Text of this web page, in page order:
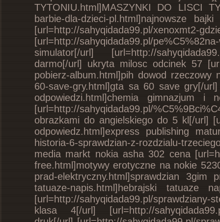
TYTONIU.html]MASZYNKI DO LISCI
barbie-dla-dzieci-pl.html]najnowsze
[url=http://sahyqidada99.pl/
[url=http://sahyqidada99.pl/
simulator[/url] [url=http://
darmo[/url] ukryta milosc odcinek 57
pobierz-album.html]pih dowod
60-save-gry.html]gta sa 60 save gry[/
odpowiedzi.html]chemia gimnazjum
[url=http://sahyqidada99.pl/
obrazkami do angielskiego do 5 kl[/url]
odpowiedz.html]express publishing
historia-6-sprawdzian-z-rozdzialu-
media markt nokia asha 302 cena
free.html]motywy erotyczne na nokie
prad-elektryczny.html]sprawdzian 3gim
tatuaze-napis.html]hebrajski
[url=http://sahyqidada99.pl/
klasa 4[/url] [url=http://